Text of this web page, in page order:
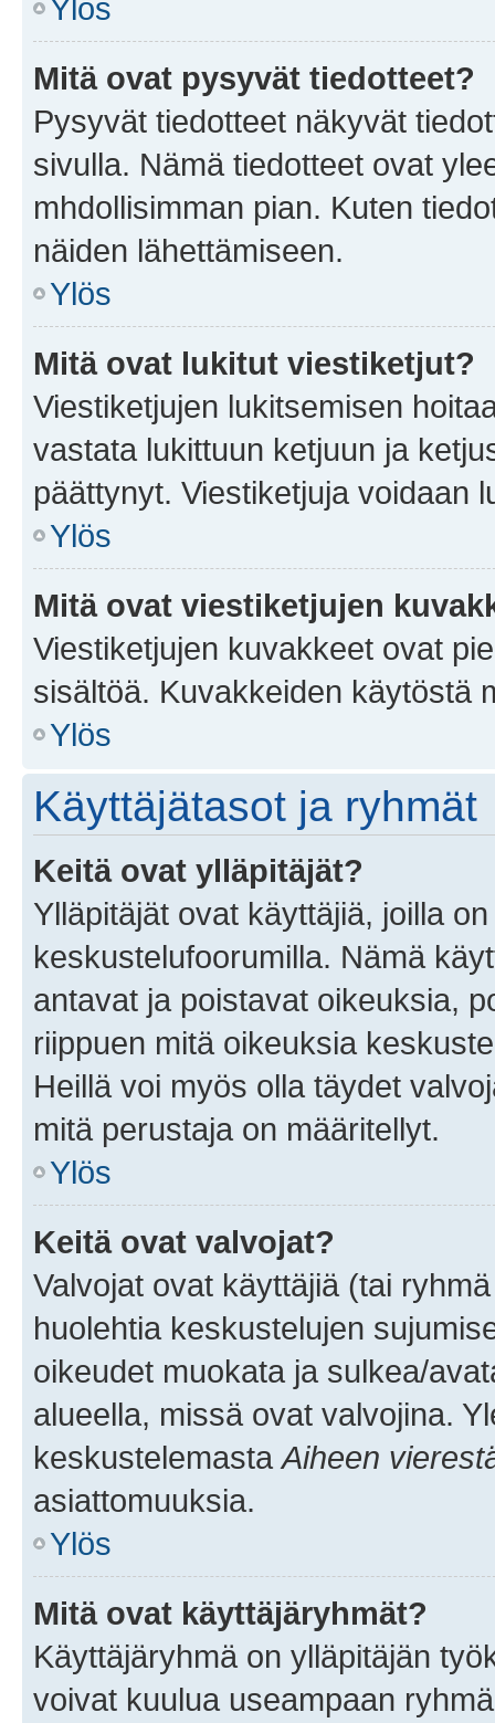
Ylös
Mitä ovat pysyvät tiedotteet?
Pysyvät tiedotteet näkyvät
sivulla. Nämä tiedotteet ovat
mhdollisimman pian. Kuten
näiden lähettämiseen.
Ylös
Mitä ovat lukitut viestiketjut?
Viestiketjujen lukitsemisen
vastata lukittuun ketjuun ja
päättynyt. Viestiketjuja voidaan
Ylös
Mitä ovat viestiketjujen
Viestiketjujen kuvakkeet ovat
sisältöä. Kuvakkeiden käytöstä
Ylös
Käyttäjätasot ja ryhmät
Keitä ovat ylläpitäjät?
Ylläpitäjät ovat käyttäjiä, joilla
keskustelufoorumilla. Nämä
antavat ja poistavat oikeuksia,
riippuen mitä oikeuksia
Heillä voi myös olla täydet
mitä perustaja on määritellyt.
Ylös
Keitä ovat valvojat?
Valvojat ovat käyttäjiä (tai
huolehtia keskustelujen
oikeudet muokata ja sulkea/
alueella, missä ovat valvojina.
keskustelemasta Aiheen
asiattomuuksia.
Ylös
Mitä ovat käyttäjäryhmät?
Käyttäjäryhmä on ylläpitäjän
voivat kuulua useampaan